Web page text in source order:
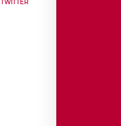
TWITTER